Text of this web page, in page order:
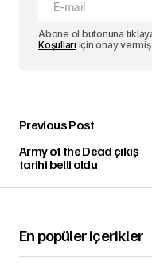
Abone ol butonuna
Koşulları için onay vermiş
Previous Post
Army of the Dead çıkış
tarihi belli oldu
En popüler içerikler